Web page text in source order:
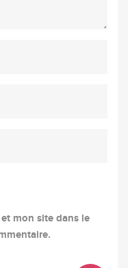
mon site dans le